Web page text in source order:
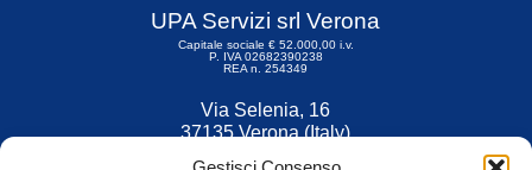
UPA Servizi srl Verona
Capitale sociale € 52.000,00 i.v.
P. IVA 02682390238
REA n. 254349
Via Selenia, 16
37135 Verona (Italy)